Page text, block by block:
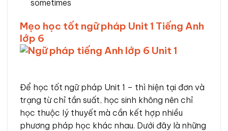
sometimes
Mẹo học tốt ngữ pháp Unit 1 Tiếng Anh
lớp 6
Để học tốt ngữ pháp Unit 1 – thì hiện tại đơn và
trạng từ chỉ tần suất, học sinh không nên chỉ
học thuộc lý thuyết mà cần kết hợp nhiều
phương pháp học khác nhau. Dưới đây là những